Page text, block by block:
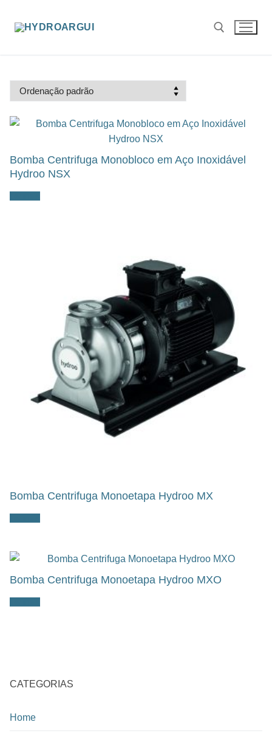
para
Bomba Centrifuga Monobloco em Aço Inoxidável
Hydroo NSX
Bomba Centrifuga Monoetapa Hydroo MX
Bomba Centrifuga Monoetapa Hydroo MXO
CATEGORIAS
Home